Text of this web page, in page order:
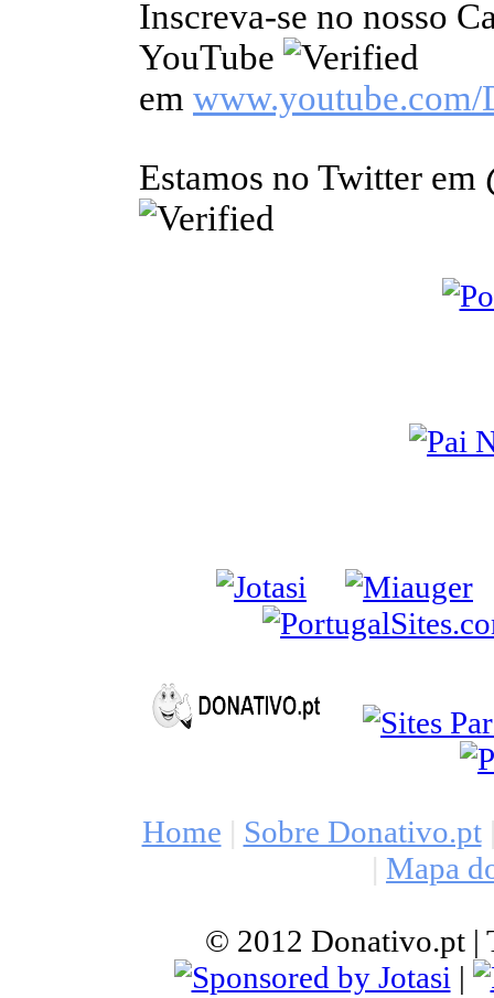
Inscreva-se no nosso
YouTube
em www.youtube.com/
Estamos no Twitter em
Home | Sobre Donativo.pt
| Mapa
© 2012 Donativo.pt |
|